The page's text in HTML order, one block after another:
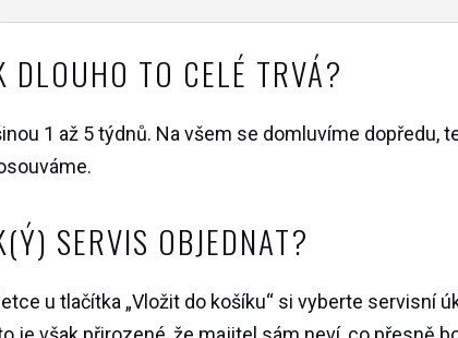
DLOUHO TO CELÉ TRVÁ?
1 až 5 týdnů. Na všem se domluvíme dopředu,
SERVIS OBJEDNAT?
u tlačítka „Vložit do košíku“ si vyberte servisní